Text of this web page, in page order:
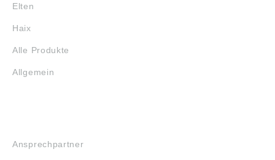
Elten
Haix
Alle Produkte
Allgemein
Ansprechpartner